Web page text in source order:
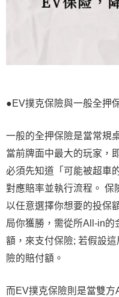
●EV撲克保險與一般全押
一般的全押保險是當常規
當前牌面中最大的玩家，
必須先知道「可能被超車
對應賠率並執行流程。 保
以任意選擇你想要的投保
局你獲勝，需從所All-in的
額，來支付保險; 若假設
險的賠付額。
而EV撲克保險則是當雙